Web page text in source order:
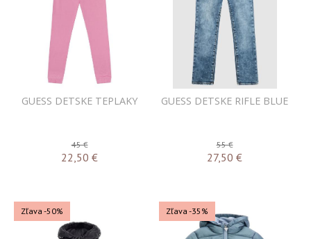
GUESS DETSKE TEPLAKY
45 €
22,50 €
GUESS DETSKE RIFLE BLUE
55 €
27,50 €
Zľava -50% Zľava -35%